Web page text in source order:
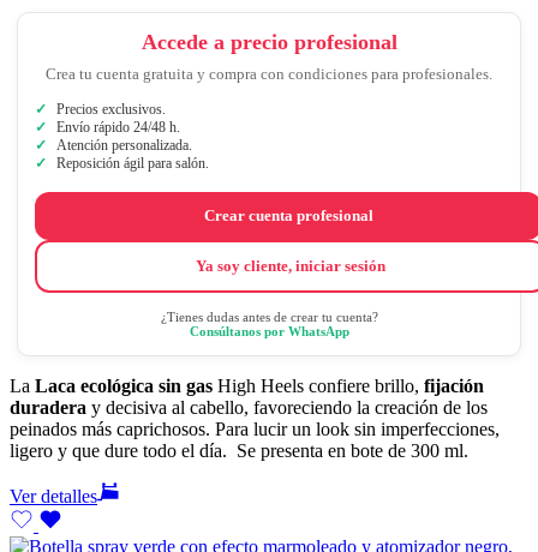
Accede a precio profesional
Crea tu cuenta gratuita y compra con condiciones para profesionales.
Precios exclusivos.
Envío rápido 24/48 h.
Atención personalizada.
Reposición ágil para salón.
Crear cuenta profesional
Ya soy cliente, iniciar sesión
¿Tienes dudas antes de crear tu cuenta?
Consúltanos por WhatsApp
La Laca ecológica sin gas High Heels confiere brillo, fijación
duradera y decisiva al cabello, favoreciendo la creación de los
peinados más caprichosos. Para lucir un look sin imperfecciones,
ligero y que dure todo el día. Se presenta en bote de 300 ml.
Ver detalles